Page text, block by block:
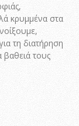
κρυμμένα στα
τη διατήρηση
βαθειά τους